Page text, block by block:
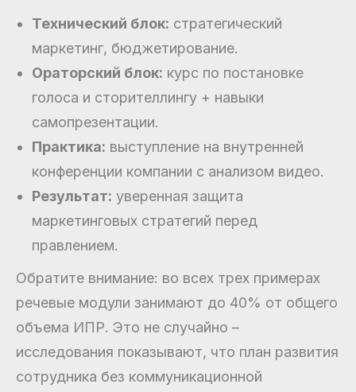
Технический блок: стратегический
маркетинг, бюджетирование.
Ораторский блок: курс по постановке
голоса и сторителлингу + навыки
самопрезентации.
Практика: выступление на внутренней
конференции компании с анализом видео.
Результат: уверенная защита
маркетинговых стратегий перед
правлением.
Обратите внимание: во всех трех примерах
речевые модули занимают до 40% от общего
объема ИПР. Это не случайно –
исследования показывают, что план развития
сотрудника без коммуникационной